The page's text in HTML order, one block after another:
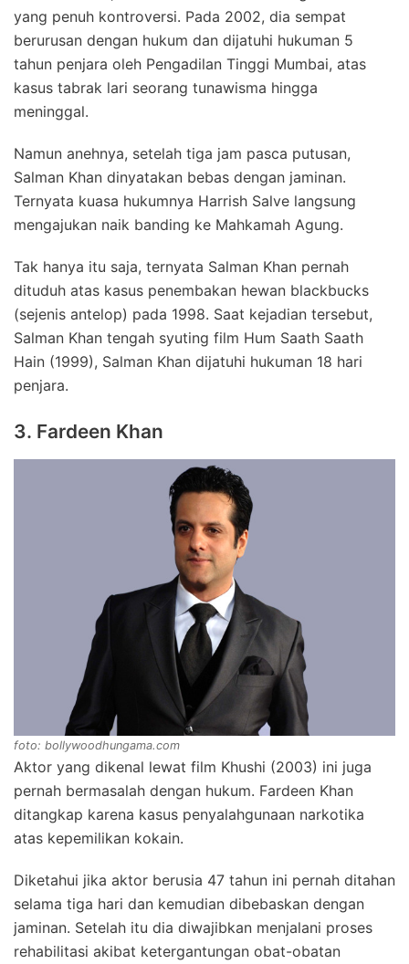
yang penuh kontroversi. Pada 2002, dia sempat
berurusan dengan hukum dan dijatuhi hukuman 5
tahun penjara oleh Pengadilan Tinggi Mumbai, atas
kasus tabrak lari seorang tunawisma hingga
meninggal.
Namun anehnya, setelah tiga jam pasca putusan,
Salman Khan dinyatakan bebas dengan jaminan.
Ternyata kuasa hukumnya Harrish Salve langsung
mengajukan naik banding ke Mahkamah Agung.
Tak hanya itu saja, ternyata Salman Khan pernah
dituduh atas kasus penembakan hewan blackbucks
(sejenis antelop) pada 1998. Saat kejadian tersebut,
Salman Khan tengah syuting film Hum Saath Saath
Hain (1999), Salman Khan dijatuhi hukuman 18 hari
penjara.
3. Fardeen Khan
foto: bollywoodhungama.com
Aktor yang dikenal lewat film Khushi (2003) ini juga
pernah bermasalah dengan hukum. Fardeen Khan
ditangkap karena kasus penyalahgunaan narkotika
atas kepemilikan kokain.
Diketahui jika aktor berusia 47 tahun ini pernah ditahan
selama tiga hari dan kemudian dibebaskan dengan
jaminan. Setelah itu dia diwajibkan menjalani proses
rehabilitasi akibat ketergantungan obat-obatan